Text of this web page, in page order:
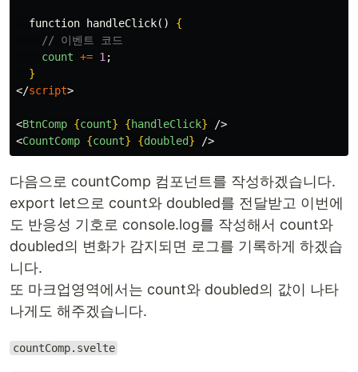
  function handleClick()
{
// 이벤트 코드
count += 1 ;
}
</script>
<BtnComp {count} {handleClick}
/>
<CountComp {count} {doubled} />
다음으로 countComp 컴포넌트를 작성하겠습니다.
export let으로 count와 doubled를 전달받고 이번에
도 반응성 기호로 console.log를 작성해서 count와
doubled의 변화가 감지되면 로그를 기록하게 하겠습
니다.
또 마크업영역에서는 count와 doubled의 값이 나타
나게도 해주겠습니다.
countComp.svelte